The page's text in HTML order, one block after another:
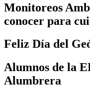
Monitoreos
conocer para
Feliz Día del
Alumnos de la
Alumbrera